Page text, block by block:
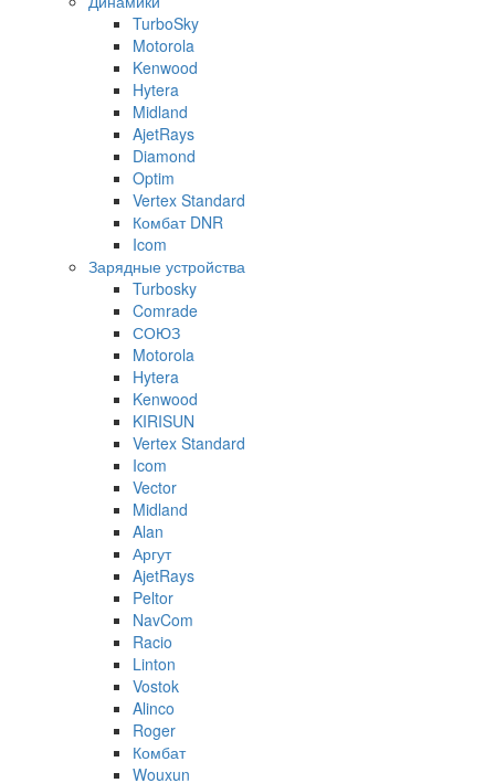
TurboSky
Motorola
Kenwood
Hytera
Midland
AjetRays
Diamond
Optim
Vertex Standard
Комбат DNR
Icom
Зарядные устройства
Turbosky
Comrade
СОЮЗ
Motorola
Hytera
Kenwood
KIRISUN
Vertex Standard
Icom
Vector
Midland
Alan
Аргут
AjetRays
Peltor
NavCom
Racio
Linton
Vostok
Alinco
Roger
Комбат
Wouxun